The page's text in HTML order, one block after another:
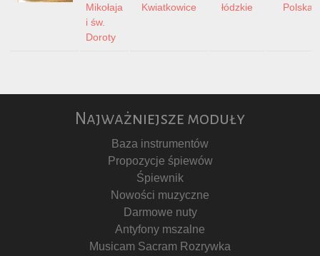
Mikołaja
i św.
Doroty
Kwiatkowice łódzkie Polska
Najważniejsze moduły
Baza instrumentów
Propozycje śpiewów
Śpiewnik
Nowości muzyczne
Darmowe nuty
Antyfony mszalne
Musicam Sacram Rozrywka